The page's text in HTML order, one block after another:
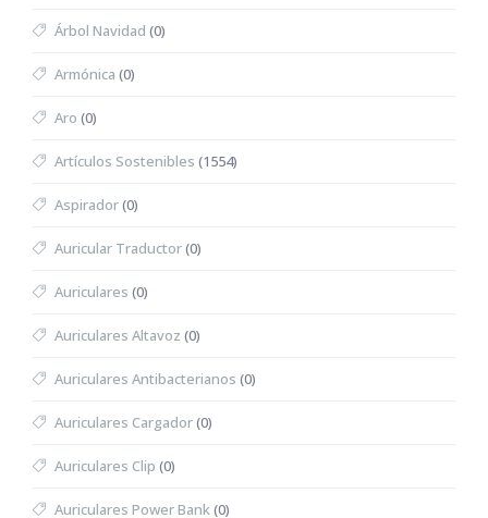
Árbol Navidad (0)
Armónica (0)
Aro (0)
Artículos Sostenibles (1554)
Aspirador(0)
Auricular Traductor(0)
Auriculares (0)
Auriculares Altavoz (0)
Auriculares Antibacterianos (0)
Auriculares Cargador(0)
Auriculares Clip (0)
Auriculares Power Bank(0)